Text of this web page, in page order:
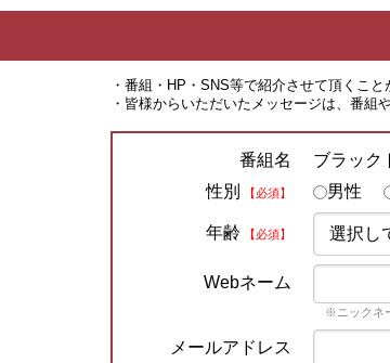
・番組・HP・SNS等で紹介させて頂くこ
・皆様からいただいたメッセージは、番組
番組名
ブラック
性別
【必須】 男性
年齢 【必須】
Webネーム
※ニックネ
メールアドレス